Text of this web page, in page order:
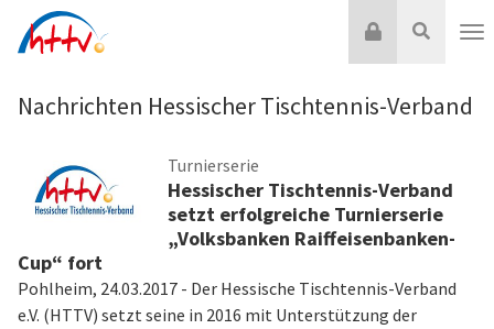
Inhalt
Suche
Login
Nachrichten Hessischer Tischtennis-Verband
Turnierserie
Hessischer Tischtennis-Verband
setzt erfolgreiche Turnierserie
„Volksbanken Raiffeisenbanken-
Cup“ fort
Pohlheim, 24.03.2017 - Der Hessische Tischtennis-Verband
e.V. (HTTV) setzt seine in 2016 mit Unterstützung der